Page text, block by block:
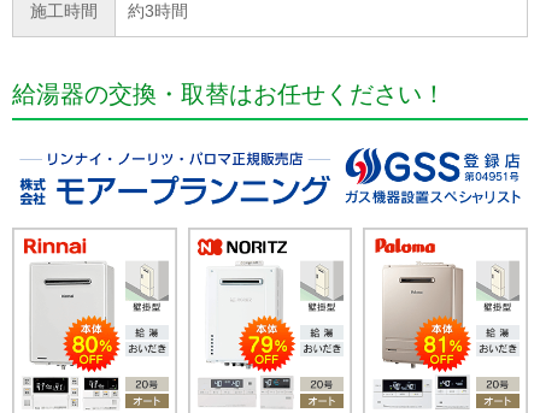
施工時間 約3時間
給湯器の交換・取替はお任せください！